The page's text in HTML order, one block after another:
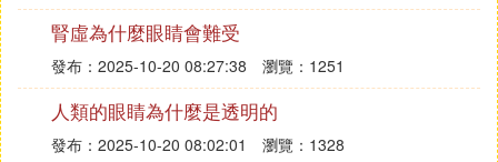
最後個希望你注意的幾個問題：
一、戶外 保護眼睛
LASIK手術後，白天外出建議配戴太陽眼鏡，不僅防
風，避免眼睛乾燥或異物侵入，同時亦避免眼睛直視
太陽，而讓夏季強烈的陽光傷害你的眼睛。
腎虛為什麼眼睛會難受
發布：2025-10-20 08:27:38 瀏覽：1251
人類的眼睛為什麼是透明的
發布：2025-10-20 08:02:01 瀏覽：1328